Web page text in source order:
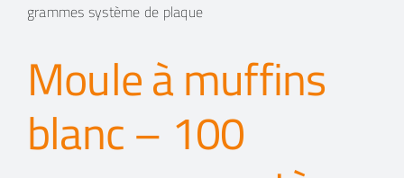
grammes système de plaque
Moule à muffins
blanc – 100